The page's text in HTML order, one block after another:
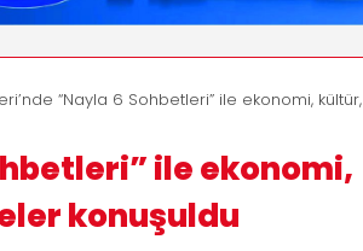
“Nayla 6 Sohbetleri” ile ekonomi, kültür,
ile ekonomi,
konuşuldu